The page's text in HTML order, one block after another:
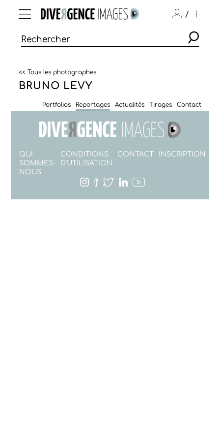
/
<< Tous les photographes
BRUNO LEVY
Portfolios Reportages Actualités Tirages Contact
QUI
SOMMES-
NOUS
CONDITIONS
D'UTILISATION
CONTACT INSCRIPTION